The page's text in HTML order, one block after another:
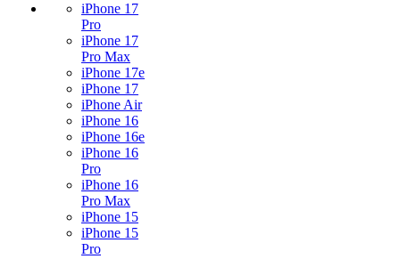
iPhone 17
Pro
iPhone 17
Pro Max
iPhone 17e
iPhone 17
iPhone Air
iPhone 16
iPhone 16e
iPhone 16
Pro
iPhone 16
Pro Max
iPhone 15
iPhone 15
Pro